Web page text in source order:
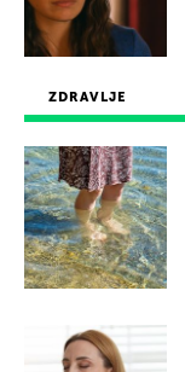
ZDRAVLJE